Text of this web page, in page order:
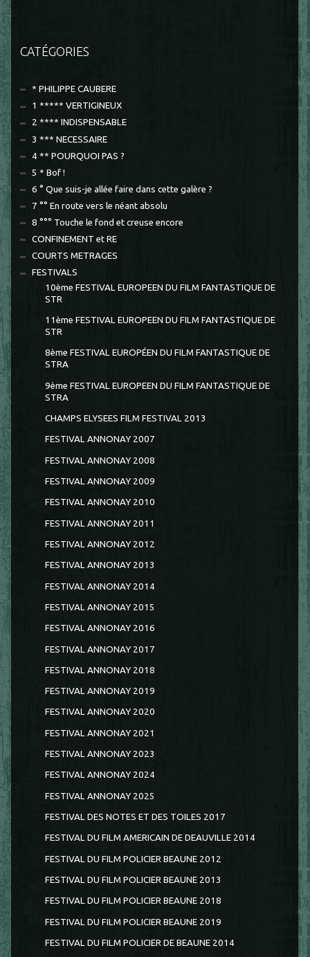
CATÉGORIES
* PHILIPPE CAUBERE
1 ***** VERTIGINEUX
2 **** INDISPENSABLE
3 *** NECESSAIRE
4 ** POURQUOI PAS ?
5 * Bof !
6 ° Que suis-je allée faire dans cette galère ?
7 °° En route vers le néant absolu
8 °°° Touche le fond et creuse encore
CONFINEMENT et RE
COURTS METRAGES
FESTIVALS
10ème FESTIVAL EUROPEEN DU FILM FANTASTIQUE DE
STR
11ème FESTIVAL EUROPEEN DU FILM FANTASTIQUE DE
STR
8ème FESTIVAL EUROPÉEN DU FILM FANTASTIQUE DE
STRA
9ème FESTIVAL EUROPEEN DU FILM FANTASTIQUE DE
STRA
CHAMPS ELYSEES FILM FESTIVAL 2013
FESTIVAL ANNONAY 2007
FESTIVAL ANNONAY 2008
FESTIVAL ANNONAY 2009
FESTIVAL ANNONAY 2010
FESTIVAL ANNONAY 2011
FESTIVAL ANNONAY 2012
FESTIVAL ANNONAY 2013
FESTIVAL ANNONAY 2014
FESTIVAL ANNONAY 2015
FESTIVAL ANNONAY 2016
FESTIVAL ANNONAY 2017
FESTIVAL ANNONAY 2018
FESTIVAL ANNONAY 2019
FESTIVAL ANNONAY 2020
FESTIVAL ANNONAY 2021
FESTIVAL ANNONAY 2023
FESTIVAL ANNONAY 2024
FESTIVAL ANNONAY 2025
FESTIVAL DES NOTES ET DES TOILES 2017
FESTIVAL DU FILM AMERICAIN DE DEAUVILLE 2014
FESTIVAL DU FILM POLICIER BEAUNE 2012
FESTIVAL DU FILM POLICIER BEAUNE 2013
FESTIVAL DU FILM POLICIER BEAUNE 2018
FESTIVAL DU FILM POLICIER BEAUNE 2019
FESTIVAL DU FILM POLICIER DE BEAUNE 2014